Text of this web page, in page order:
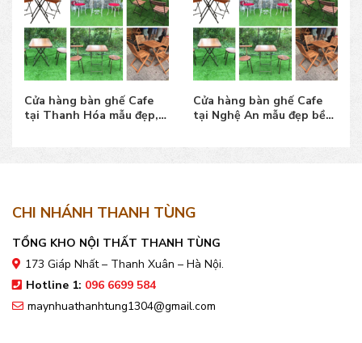
Cửa hàng bàn ghế Cafe
tại Thanh Hóa mẫu đẹp,
Cửa hàng bàn ghế Cafe
tại Nghệ An mẫu đẹp bền,
CHI NHÁNH THANH TÙNG
TỔNG KHO NỘI THẤT THANH TÙNG
173 Giáp Nhất – Thanh Xuân – Hà Nội.
Hotline 1: 096 6699 584
maynhuathanhtung1304@gmail.com